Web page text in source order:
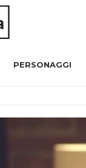
PERSONAGGI